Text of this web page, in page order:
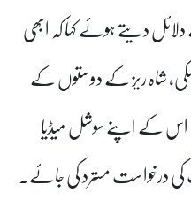
دیتے ہوئے کہا کہ ابھی
شاہ ریز کے دوستوں کے
اس کے اپنے سوشل میڈیا
کی درخواست مسترد کی جائے۔